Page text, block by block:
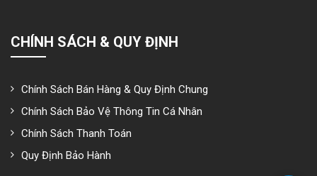
CHÍNH SÁCH & QUY ĐỊNH
Chính Sách Bán Hàng & Quy Định Chung
Chính Sách Bảo Vệ Thông Tin Cá Nhân
Chính Sách Thanh Toán
Quy Định Bảo Hành